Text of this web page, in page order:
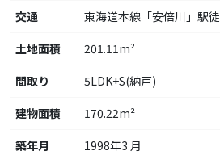
交通
東海道本線「安倍川」駅
土地面積
201.11m²
間取り
5LDK+S(納戸)
建物面積
170.22m²
築年月
1998年3 月